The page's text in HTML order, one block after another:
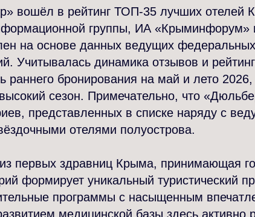
вошёл в рейтинг ТОП-35 лучших отелей
группы, ИА «Крыминфорум»
на основе данных ведущих
Учитывалась динамика отзывов и
раннего бронирования на май и лето
сезон. Примечательно, что
представленных в списке наряду с
отелями полуострова.
первых здравниц Крыма, принимающая
формирует уникальный туристический
программы с насыщенным
медицинской базы здесь активно